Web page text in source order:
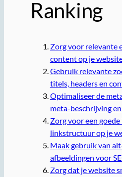
Ranking
Zorg voor relevante
content op je
Gebruik relevante
titels, headers en
Optimaliseer de
meta-beschrijving
Zorg voor een
linkstructuur op je
Maak gebruik van
afbeeldingen voor
Zorg dat je website